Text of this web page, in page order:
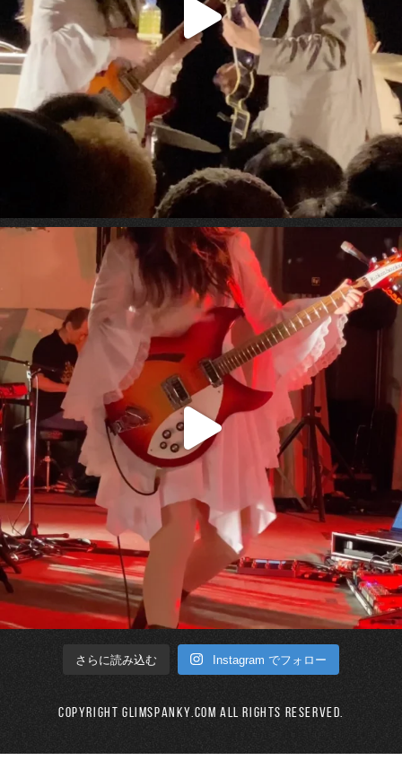
さらに読み込む Instagram でフォロー
Copyright GLIMSPANKY.COM All Rights Reserved.